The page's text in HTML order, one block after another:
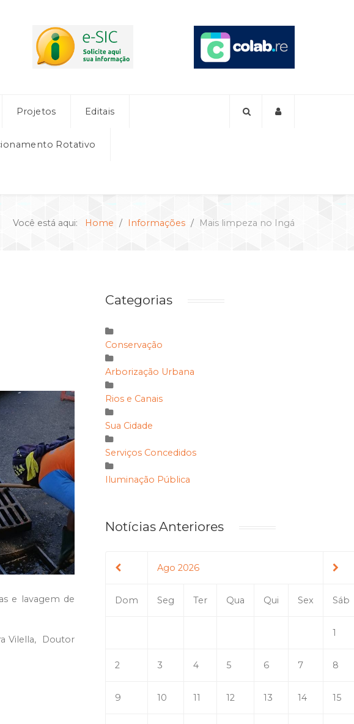
Projetos Editais
Rotativo
Você está aqui: Home Informações Mais limpeza no Ingá
e lavagem de
Vilella, Doutor
Categorias
Conservação
Arborização Urbana
Rios e Canais
Sua Cidade
Serviços Concedidos
Iluminação Pública
Notícias Anteriores
Ago 2026
Dom Seg Ter Qua Qui Sex Sáb
1
2 3 4 5 6 7 8
9 10 11 12 13 14 15